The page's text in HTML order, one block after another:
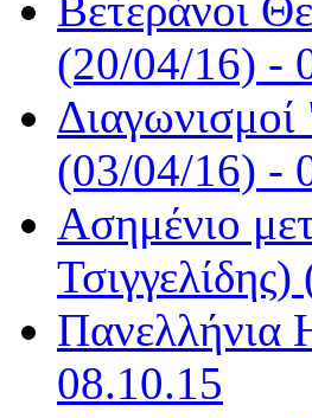
(20/04/16) -
(03/04/16) -
Ασημένιο
Πανελλήνια
08.10.15